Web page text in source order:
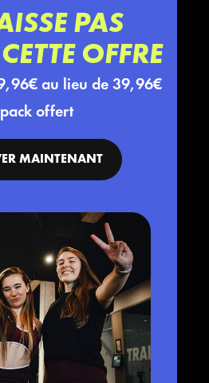
PAS
OFFRE
au lieu de 39,96€
offert
MAINTENANT